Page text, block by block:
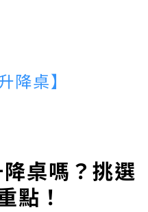
降桌】
桌嗎？挑選
點！